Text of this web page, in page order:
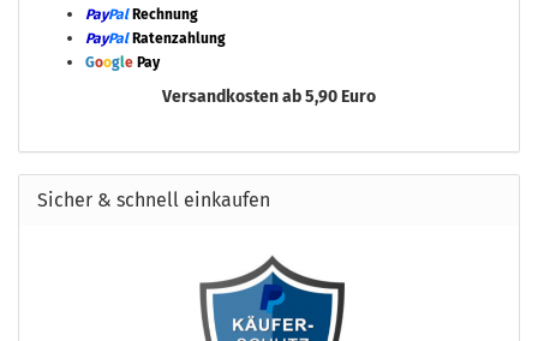
PayPal Rechnung
PayPal Ratenzahlung
Google Pay
Versandkosten ab 5,90 Euro
Sicher & schnell einkaufen